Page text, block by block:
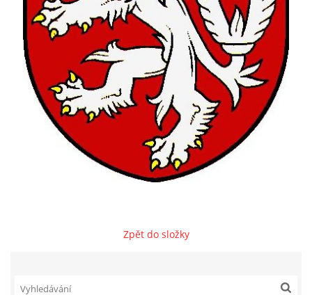
VZDĚLÁVACÍ BLOK ZÁŘÍ
VZDĚLÁVACÍ BLOK ŘÍJEN
VZDĚLÁVACÍ BLOK LISTOPAD
VZDĚLÁVACÍ BLOK PROSINEC
VZDĚLÁVACÍ BLOK ÚNORZpět do složky